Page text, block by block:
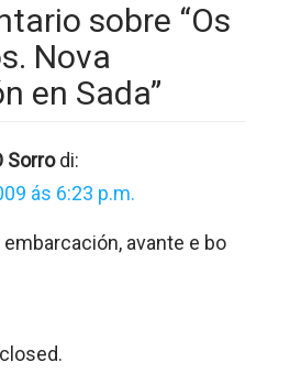
sobre “Os
Nova
en Sada”
Sorro di:
ás 6:23 p.m.
avante e bo